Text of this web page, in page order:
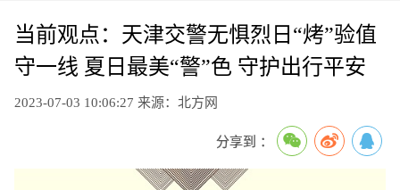
当前观点：天津交警无惧烈日“烤”验值
守一线 夏日最美“警”色 守护出行平安
2023-07-03 10:06:27 来源：北方网
分享到 ：